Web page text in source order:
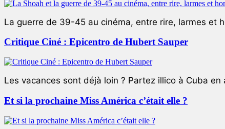
La guerre de 39-45 au cinéma, entre rire, larmes et
Critique Ciné : Epicentro de Hubert Sauper
Les vacances sont déjà loin ? Partez illico à Cuba en
Et si la prochaine Miss América c’était elle ?